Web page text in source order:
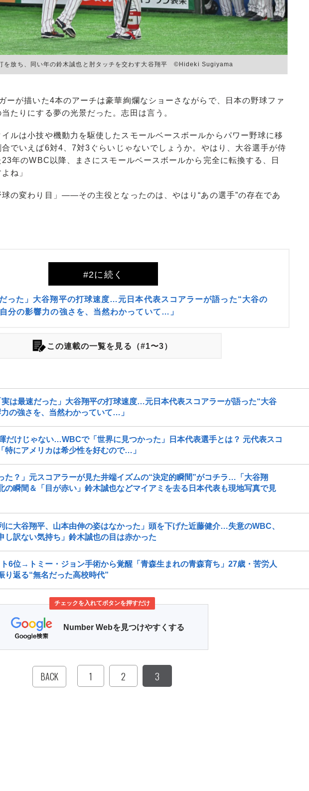
を放ち、同い年の鈴木誠也と肘タッチを交わす大谷翔平 ©️Hideki Sugiyama
ーが描いた4本のアーチは豪華絢爛なショーさながらで、日本の野球ファ
たりにする夢の光景だった。志田は言う。
イルは小技や機動力を駆使したスモールベースボールからパワー野球に移
でいえば6対4、7対3ぐらいじゃないでしょうか。やはり、大谷選手が侍
年のWBC以降、まさにスモールベースボールから完全に転換する、日
ね」
の変わり目」――その主役となったのは、やはり“あの選手”の存在であ
#2に続く
った」大谷翔平の打球速度…元日本代表スコアラーが語った“大谷の
分の影響力の強さを、当然わかっていて…」
この連載の一覧を見る（#1〜3）
実は最速だった」大谷翔平の打球速度…元日本代表スコアラーが語った“大谷
の強さを、当然わかっていて…」
だけじゃない…WBCで「世界に見つかった」日本代表選手とは？ 元代表スコ
特にアメリカは希少性を好むので…」
た？」元スコアラーが見た井端イズムの“決定的瞬間”がコチラ…「大谷翔
の瞬間＆「目が赤い」鈴木誠也などマイアミを去る日本代表も現地写真で見
に大谷翔平、山本由伸の姿はなかった」頭を下げた近藤健介…失意のWBC、
し訳ない気持ち」鈴木誠也の目は赤かった
6位→トミー・ジョン手術から覚醒「青森生まれの青森育ち」27歳・苦労人
返る“無名だった高校時代”
チェックを入れてボタンを押すだけ
Number Webを見つけやすくする
BACK 1 2 3